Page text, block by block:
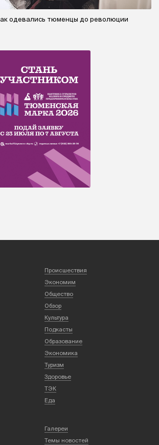
одевались тюменцы до революции
Происшествия
Экономим
Общество
Обзор
Культура
Подкасты
Образование
Экономика
Туризм
Здоровье
ТЭК
Еда
Галереи
Темы новостей